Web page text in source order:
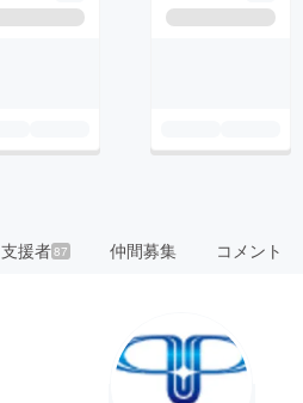
支援者87 仲間募集 コメント